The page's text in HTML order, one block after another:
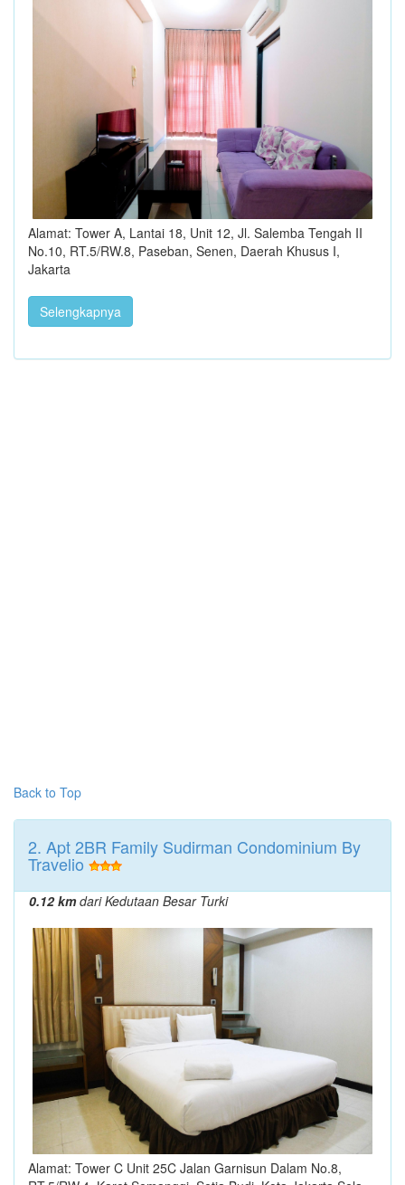
Alamat: Tower A, Lantai 18, Unit 12, Jl. Salemba Tengah II
No.10, RT.5/RW.8, Paseban, Senen, Daerah Khusus I,
Jakarta
Selengkapnya
Back to Top
2. Apt 2BR Family Sudirman Condominium By
Travelio
0.12 kmdari Kedutaan Besar Turki
Alamat: Tower C Unit 25C Jalan Garnisun Dalam No.8,